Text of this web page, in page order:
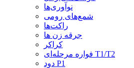
نوآوری‌ها
شمع‌های رومی
راکت‌ها
جرقه زن ها
کراکر
فواره مرحله‌ای T1/T2
دود P1